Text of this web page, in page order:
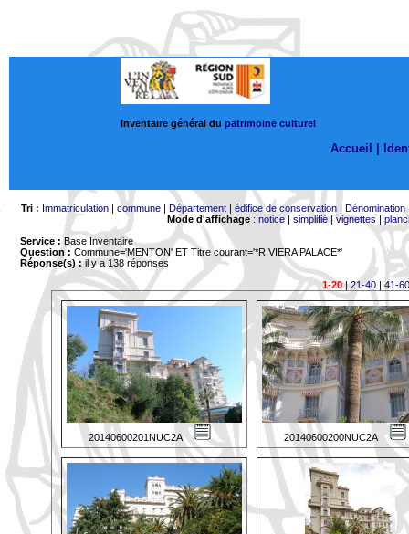
Inventaire général du patrimoine culturel
Accueil |
Tri : Immatriculation| commune| Département| édifice de conservation| Dénomination
Mode d'affichage: notice| simplifié|vignettes |
Service : Base Inventaire
Question : Commune='MENTON' ET Titre courant='*RIVIERA PALACE*'
Réponse(s) :il y a 138 réponses
1-20|21-40 | 41-60
20140600201NUC2A 20140600200NUC2A